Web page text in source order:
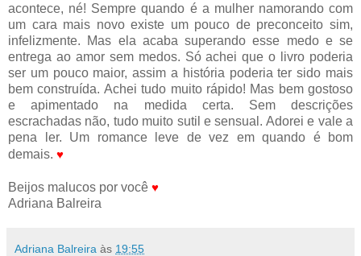
acontece, né! Sempre quando é a mulher namorando com
um cara mais novo existe um pouco de preconceito sim,
infelizmente. Mas ela acaba superando esse medo e se
entrega ao amor sem medos. Só achei que o livro poderia
ser um pouco maior, assim a história poderia ter sido mais
bem construída. Achei tudo muito rápido! Mas bem gostoso
e apimentado na medida certa. Sem descrições
escrachadas não, tudo muito sutil e sensual. Adorei e vale a
pena ler. Um romance leve de vez em quando é bom
demais. ♥
Beijos malucos por você ♥
Adriana Balreira
Adriana Balreira às 19:55